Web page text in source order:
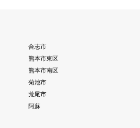
合志市
熊本市東区
熊本市南区
菊池市
荒尾市
阿蘇